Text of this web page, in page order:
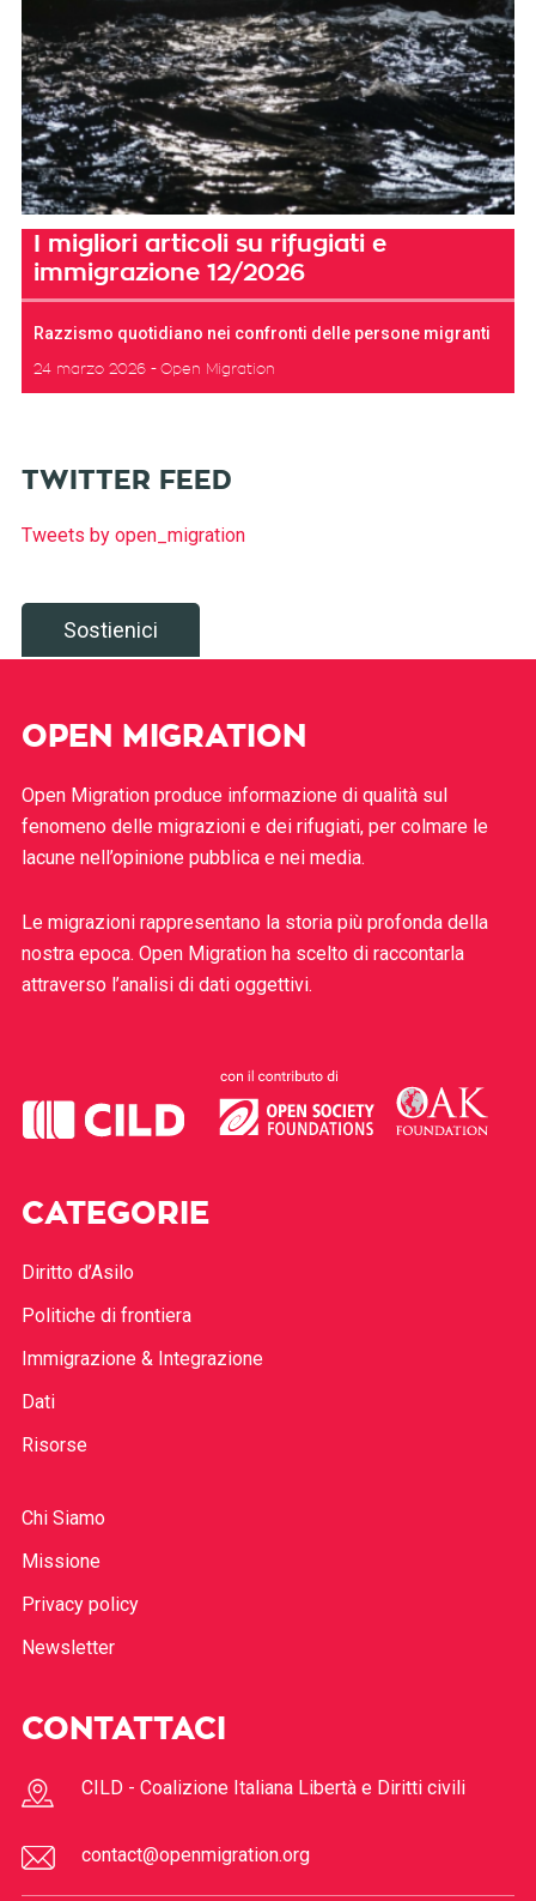
I migliori articoli su rifugiati e
immigrazione 12/2026
Razzismo quotidiano nei confronti delle persone migranti
24 marzo 2026 Open Migration
TWITTER FEED
Tweets by open_migration
Sostienici
OPEN MIGRATION
Open Migration produce informazione di qualità sul
fenomeno delle migrazioni e dei rifugiati, per colmare le
lacune nell’opinione pubblica e nei media.
Le migrazioni rappresentano la storia più profonda della
nostra epoca. Open Migration ha scelto di raccontarla
attraverso l’analisi di dati oggettivi.
CATEGORIE
Diritto d’Asilo
Politiche di frontiera
Immigrazione & Integrazione
Dati
Risorse
Chi Siamo
Missione
Privacy policy
Newsletter
CONTATTACI
CILD - Coalizione Italiana Libertà e Diritti civili
contact@openmigration.org